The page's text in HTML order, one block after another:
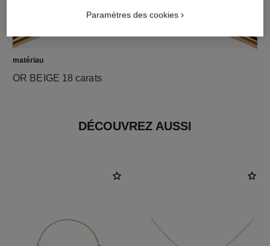
matériau
OR BEIGE 18 carats
DÉCOUVREZ AUSSI
Paramètres des cookies